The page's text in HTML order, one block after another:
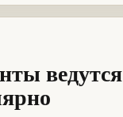
ведутся